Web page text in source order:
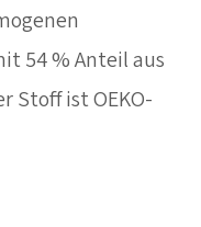
54 % Anteil aus
Stoff ist OEKO-